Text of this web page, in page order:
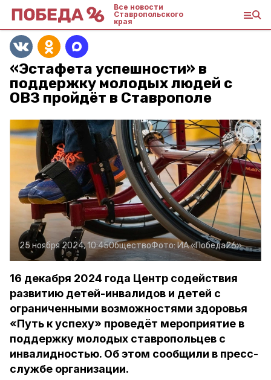
Все новости
Ставропольского
края
«Эстафета успешности» в
поддержку молодых людей с
ОВЗ пройдёт в Ставрополе
25 ноября 2024, 10:45ОбществоФото:ИА «Победа26»
16 декабря 2024 года Центр содействия
развитию детей-инвалидов и детей с
ограниченными возможностями здоровья
«Путь к успеху» проведёт мероприятие в
поддержку молодых ставропольцев с
инвалидностью. Об этом сообщили в пресс-
службе организации.